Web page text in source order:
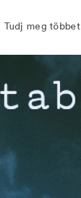
Tudj meg többet